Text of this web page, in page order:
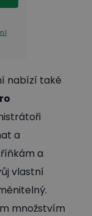
nabízí také
a
a
vlastní
množstvím